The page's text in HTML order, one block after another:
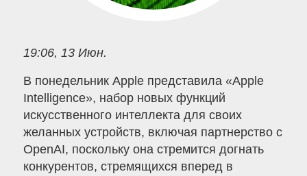
19:06, 13 Июн.
В понедельник Apple представила «Apple
Intelligence», набор новых функций
искусственного интеллекта для своих
желанных устройств, включая партнерство с
OpenAI, поскольку она стремится догнать
конкурентов, стремящихся вперед в